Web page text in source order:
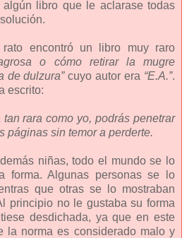
libro que le aclarase todas
encontró un libro muy raro
o cómo retirar la mugre
de dulzura”cuyo autor era “E.A.”.
escrito:
rara como yo, podrás penetrar
páginas sin temor a perderte.
niñas, todo el mundo se lo
forma. Algunas personas se lo
que otras se lo mostraban
principio no le gustaba su forma
desdichada, ya que en este
la norma es considerado malo y